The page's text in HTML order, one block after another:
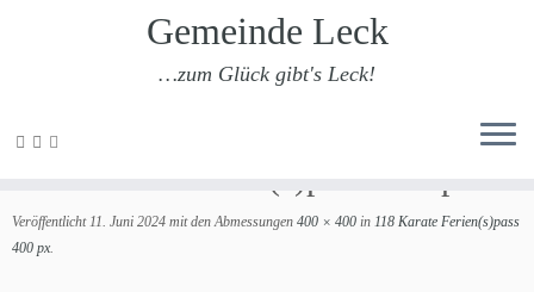
Zum
Gemeinde Leck
…zum Glück gibt's Leck!
Veröffentlicht 11. Juni 2024 mit den Abmessungen 400 × 400 in 118 Karate Ferien(s)pass
400 px.